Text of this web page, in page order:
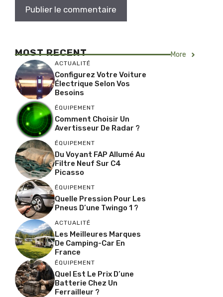
MOST RECENT More
ACTUALITÉ
Configurez Votre Voiture
Électrique Selon Vos
Besoins
ÉQUIPEMENT
Comment Choisir Un
Avertisseur De Radar ?
ÉQUIPEMENT
Du Voyant FAP Allumé Au
Filtre Neuf Sur C4
Picasso
ÉQUIPEMENT
Quelle Pression Pour Les
Pneus D’une Twingo 1 ?
ACTUALITÉ
Les Meilleures Marques
De Camping-Car En
France
ÉQUIPEMENT
Quel Est Le Prix D’une
Batterie Chez Un
Ferrailleur ?